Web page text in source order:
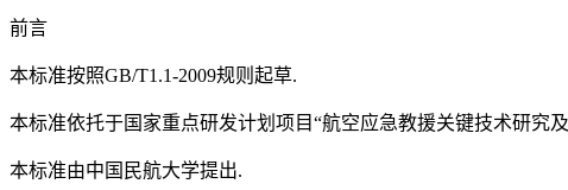
前言
本标准按照GB/T1.1-2009规则起草.
本标准依托于国家重点研发计划项目“航空应急教援关键技术研究
本标准由中国民航大学提出.